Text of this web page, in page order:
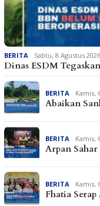
BERITA Sabtu, 8 Agustus 2026
Dinas ESDM
BERITA Kamis,
Abaikan
BERITA Kamis,
Arpan
BERITA Kamis,
Fhatia